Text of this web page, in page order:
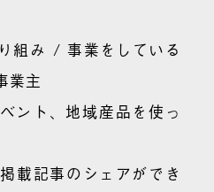
組み / 事業をしている
業主
ント、地域産品を使っ
載記事のシェアができ